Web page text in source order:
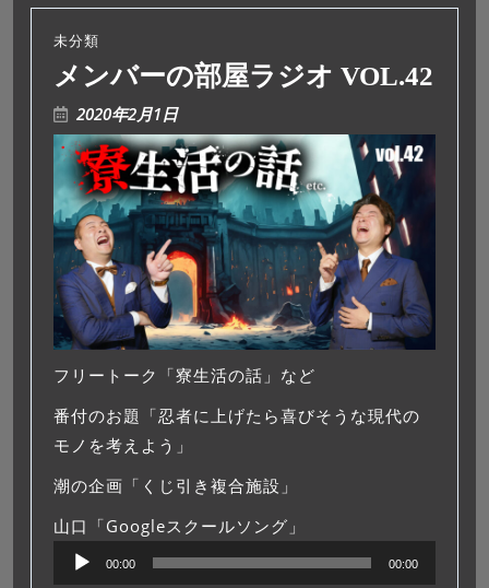
未分類
メンバーの部屋ラジオ VOL.42
2020年2月1日
フリートーク「寮生活の話」など
番付のお題「忍者に上げたら喜びそうな現代の
モノを考えよう」
潮の企画「くじ引き複合施設」
山口「Googleスクールソング」
00:00 00:00